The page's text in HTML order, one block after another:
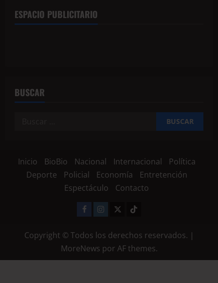
ESPACIO PUBLICITARIO
BUSCAR
Inicio BioBio Nacional Internacional
Política
Deporte
Policial Economía
Entretención
Espectáculo
Contacto
Copyright © Todos los derechos reservados. |
MoreNews por AF themes.